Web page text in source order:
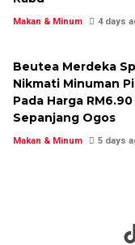
Makan & Minum 4 days
Beutea Merdeka
Nikmati Minuman
Pada Harga RM6.90
Sepanjang Ogos
Makan & Minum 5 days